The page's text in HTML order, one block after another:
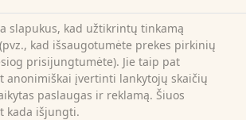
slapukus, kad užtikrintų tinkamą
kad išsaugotumėte prekes pirkinių
prisijungtumėte). Jie taip pat
anonimiškai įvertinti lankytojų skaičių
paslaugas ir reklamą. Šiuos
kada išjungti.